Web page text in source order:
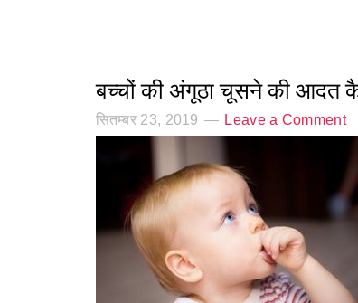
बच्चों की अंगूठा चूसने की आदत
सितम्बर 23, 2019 Leave a Comment